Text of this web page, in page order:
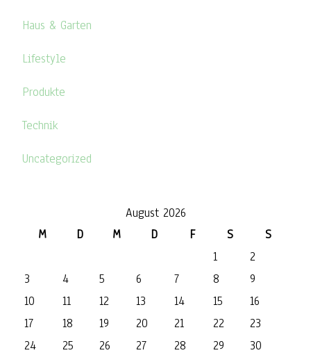
Haus & Garten
Lifestyle
Produkte
Technik
Uncategorized
August 2026
M
D M D F S
S
1
2
3
4 5 6 7 8
9
10
11 12 13 14 15
16
17
18 19 20 21 22
23
24
25 26 27 28 29
30